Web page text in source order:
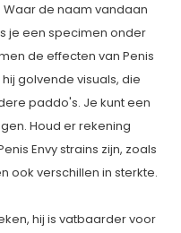
de naam vandaan
je een specimen onder
de effecten van Penis
golvende visuals, die
paddo's. Je kunt een
Houd er rekening
Envy strains zijn, zoals
ook verschillen in sterkte.
hij is vatbaarder voor